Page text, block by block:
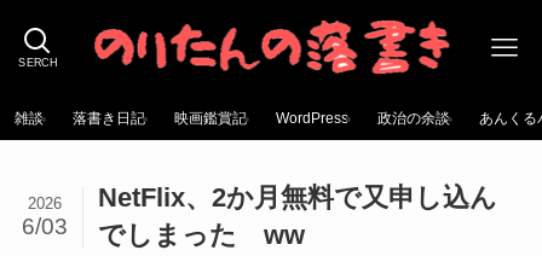
SERCH
雑談 落書き日記 映画鑑賞記 WordPress 政治の余談 あんくる
NetFlix、2か月無料で又申し込ん
でしまった ww
2026
6/03